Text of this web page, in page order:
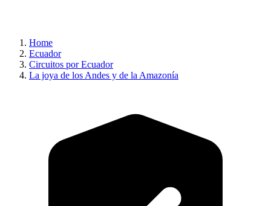
Home
Ecuador
Circuitos por Ecuador
La joya de los Andes y de la Amazonía